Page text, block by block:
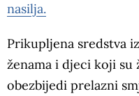
nasilja.
Prikupljena sredstva
ženama i djeci koji
obezbijedi prelazni